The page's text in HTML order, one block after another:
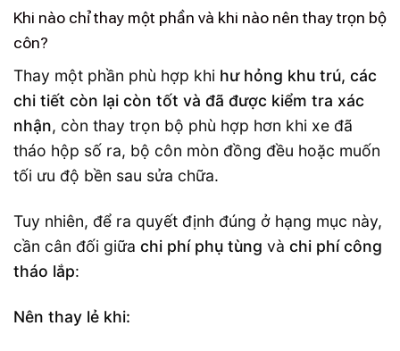
Khi nào chỉ thay một phần và khi nào nên thay trọn bộ
côn?
Thay một phần phù hợp khi hư hỏng khu trú, các
chi tiết còn lại còn tốt và đã được kiểm tra xác
nhận, còn thay trọn bộ phù hợp hơn khi xe đã
tháo hộp số ra, bộ côn mòn đồng đều hoặc muốn
tối ưu độ bền sau sửa chữa.
Tuy nhiên, để ra quyết định đúng ở hạng mục này,
cần cân đối giữa chi phí phụ tùng và chi phí công
tháo lắp:
Nên thay lẻ khi: